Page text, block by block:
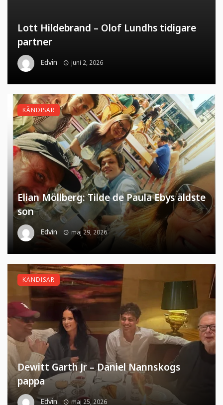
Lott Hildebrand – Olof Lundhs tidigare
partner
Edvin juni 2, 2026
Elian Möllberg: Tilde de Paula Ebys äldste
son
Edvin maj 29, 2026
KÄNDISAR
Dewitt Garth Jr – Daniel Nannskogs
pappa
Edvin maj 25, 2026
KÄNDISAR